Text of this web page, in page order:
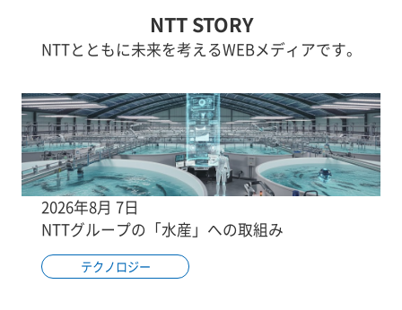
NTT STORY
NTTとともに未来を考えるWEBメディアです。
2026年8月 7日
NTTグループの「水産」への取組み
テクノロジー